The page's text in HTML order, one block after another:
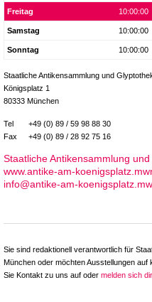
Freitag 10:00:00
Samstag 10:00:00
Sonntag 10:00:00
Staatliche Antikensammlung und
Königsplatz 1
80333 München
Tel
+49 (0) 89 / 59 98 88 30
Fax
+49 (0) 89 / 28 92 75 16
Staatliche Antikensammlung
www.antike-am-
info@antike-am-
Sie sind redaktionell verantwortlich für
München oder möchten Ausstellungen
Sie Kontakt zu uns auf oder melden sich